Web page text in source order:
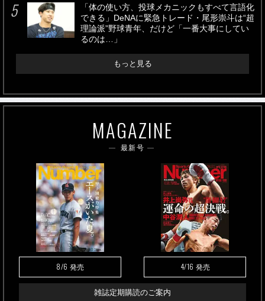
「体の使い方、投球メカニックもすべて言語化
できる」DeNAに緊急トレード・尾形崇斗は“超
理論派”野球青年、だけど「一番大事にしてい
るのは…」
もっと見る
MAGAZINE
最新号
8/6 発売 4/16 発売
雑誌定期購読のご案内